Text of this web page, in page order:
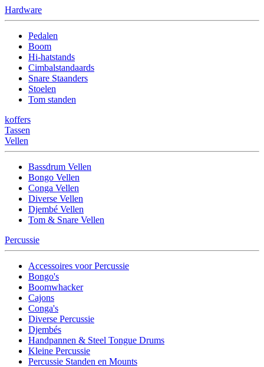
Hardware
Pedalen
Boom
Hi-hatstands
Cimbalstandaards
Snare Staanders
Stoelen
Tom standen
koffers
Tassen
Vellen
Bassdrum Vellen
Bongo Vellen
Conga Vellen
Diverse Vellen
Djembé Vellen
Tom & Snare Vellen
Percussie
Accessoires voor Percussie
Bongo's
Boomwhacker
Cajons
Conga's
Diverse Percussie
Djembés
Handpannen & Steel Tongue Drums
Kleine Percussie
Percussie Standen en Mounts